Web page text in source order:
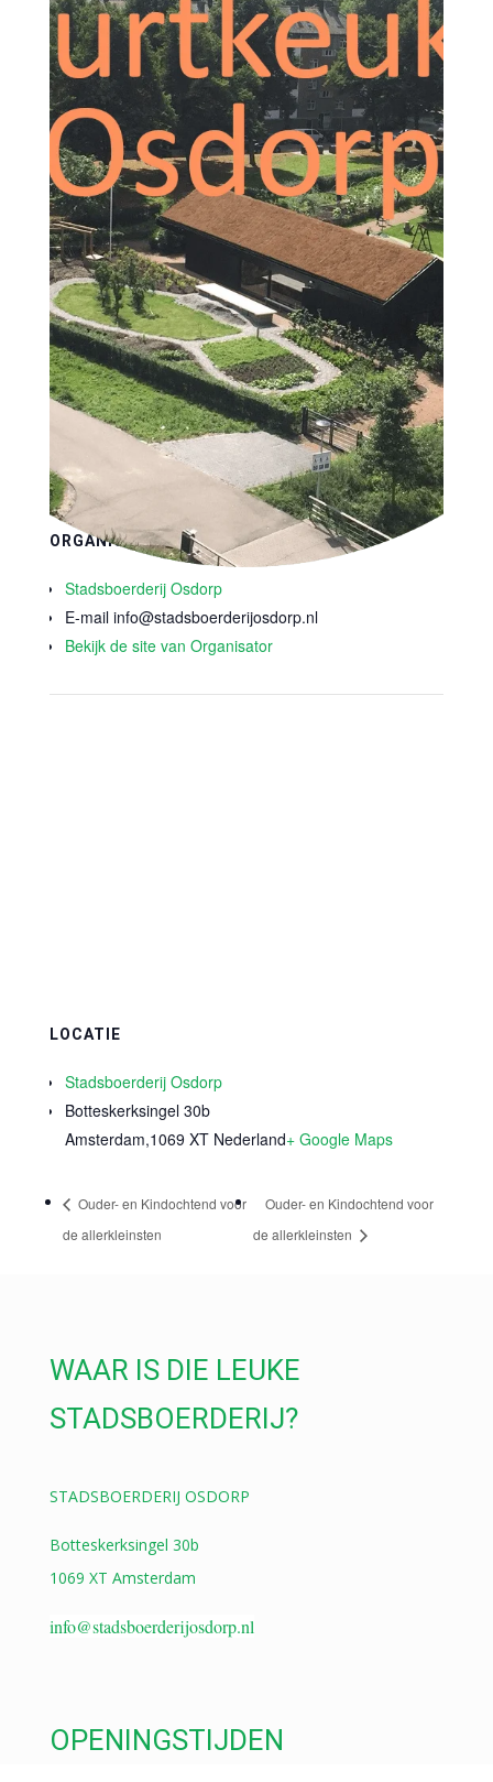
GEGEVENS
Datum: 26 mei 2027
Tijd:
17:00 - 19:00
Kosten: €5
Evenement Categorie: Koken & Eten
https://stadsboerderijosdorp.nl/buurtkeuken-
osdorp/
ORGANISATOR
Stadsboerderij Osdorp
E-mail info@stadsboerderijosdorp.nl
Bekijk de site van Organisator
LOCATIE
Stadsboerderij Osdorp
Botteskerksingel 30b
Amsterdam,1069 XT Nederland+ Google Maps
Zomerspektakel
15 augustus- 13:00-19:00
Buurtkeuken
19 augustus- 17:00-19:00
Ouder- en Kindochtend voor
de allerkleinsten
Ouder- en Kindochtend voor
de allerkleinsten
WAAR IS DIE LEUKE
STADSBOERDERIJ?
STADSBOERDERIJ OSDORP
Botteskerksingel 30b
1069 XT Amsterdam
info@stadsboerderijosdorp.nl
OPENINGSTIJDEN